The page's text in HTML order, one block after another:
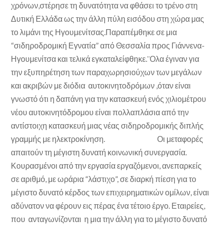
χρόνων,στέρησε τη δυνατότητα να φθάσει το τρένο στη
Δυτική Ελλάδα ως την άλλη πύλη εισόδου στη χώρα μας
το λιμάνι της Ηγουμενίτσας.Παραπέμθηκε σε μια
“σιδηροδρομική Εγνατία” από Θεσσαλία προς Γιάννενα-
Ηγουμενίτσα και τελικά εγκαταλείφθηκε.¨Ολα έγιναν για
την εξυπηρέτηση των παραχωρησιούχων των μεγάλων
και ακριβών με διόδια αυτοκινητοδρόμων ,όταν είναι
γνωστό ότι η δαπάνη για την κατασκευή ενός χιλιομέτρου
νέου αυτοκινητόδρομου είναι πολλαπλάσια από την
αντίστοιχη κατασκευή μιας νέας σιδηροδρομικής διπλής
γραμμής με ηλεκτροκίνηση. Οι μεταφορές
απαιτούν τη μέγιστη δυνατή κοινωνική συνεργασία.
Κουρασμένοι από την εργασία εργαζόμενοι, ανεπαρκείς
σε αριθμό, με ωράρια “λάστιχο”, σε διαρκή πίεση για το
μέγιστο δυνατό κέρδος των επιχειρηματικών ομίλων, είναι
αδύνατον να φέρουν εις πέρας ένα τέτοιο έργο. Εταιρείες,
που ανταγωνίζονται η μια την άλλη για το μέγιστο δυνατό